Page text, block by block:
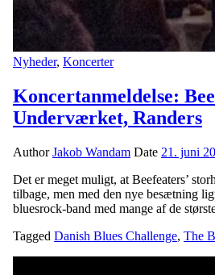
Nyheder, Koncerter
Koncertanmeldelse:
Underværket, Randers
AuthorJakob Wandam Date 21. juni
Det er meget muligt, at Beefeaters’
tilbage, men med den nye besætning
bluesrock-band med mange af de
Tagged Danish Blues Challenge, The